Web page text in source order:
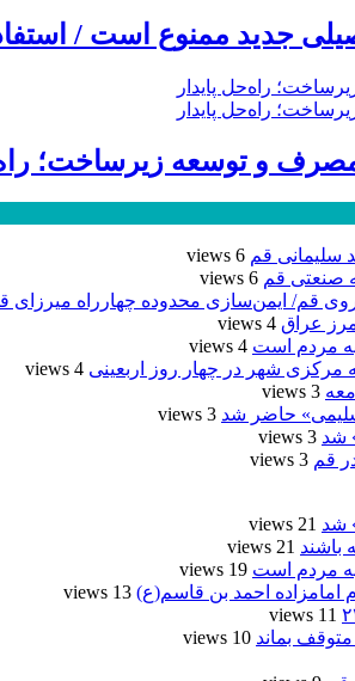
جدید ممنوع است /
و توسعه زیرساخت؛
6 views
صنعتی قم 6 views
قم/ ایمن‌سازی محدوده چهارراه میرزای
4 views
مردم است 4 views
4 views
3 views
حاضر شد 3 views
شد 3 views
قم 3 views
شد 21 views
باشند 21 views
مردم است 19 views
احمد بن قاسم(ع) 13 views
11 views
بماند 10 views